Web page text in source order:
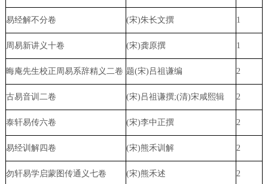
易经解不分卷 (宋)朱长文撰 1
周易新讲义十卷 (宋)龚原撰 1
晦庵先生校正周易系辞精义二卷 题(宋)吕祖谦编 2
古易音训二卷 (宋)吕祖谦撰;(清)宋咸熙辑 2
泰轩易传六卷 (宋)李中正撰 2
易经训解四卷 (宋)熊禾训解 2
勿轩易学启蒙图传通义七卷 (宋)熊禾述 2